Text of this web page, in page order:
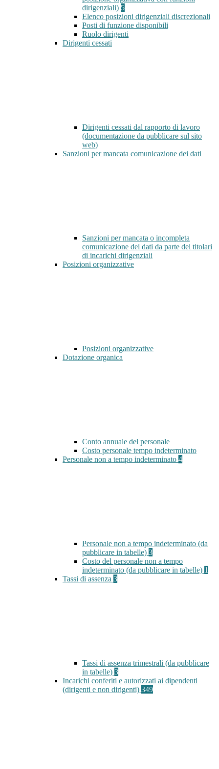
dirigenziali) 5
Elenco posizioni dirigenziali discrezionali
Posti di funzione disponibili
Ruolo dirigenti
Dirigenti cessati
Dirigenti cessati dal rapporto di lavoro
(documentazione da pubblicare sul sito
web)
Sanzioni per mancata comunicazione dei dati
Sanzioni per mancata o incompleta
comunicazione dei dati da parte dei titolari
di incarichi dirigenziali
Posizioni organizzative
Posizioni organizzative
Dotazione organica
Conto annuale del personale
Costo personale tempo indeterminato
Personale non a tempo indeterminato 4
Personale non a tempo indeterminato (da
pubblicare in tabelle) 3
Costo del personale non a tempo
indeterminato (da pubblicare in tabelle) 1
Tassi di assenza 3
Tassi di assenza trimestrali (da pubblicare
in tabelle) 3
Incarichi conferiti e autorizzati ai dipendenti
(dirigenti e non dirigenti) 349